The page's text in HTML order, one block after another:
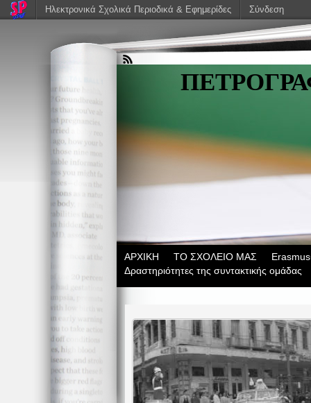
ΑΡΧΙΚΗ ΤΟ ΣΧΟΛΕΙΟ ΜΑΣ
Δραστηριότητες της συντακτικής ομάδας
Ηλεκτρονικά Σχολικά Περιοδικά & Εφημερίδες Σύνδεση